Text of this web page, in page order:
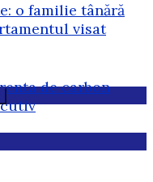
o familie tânără
visat
de carbon